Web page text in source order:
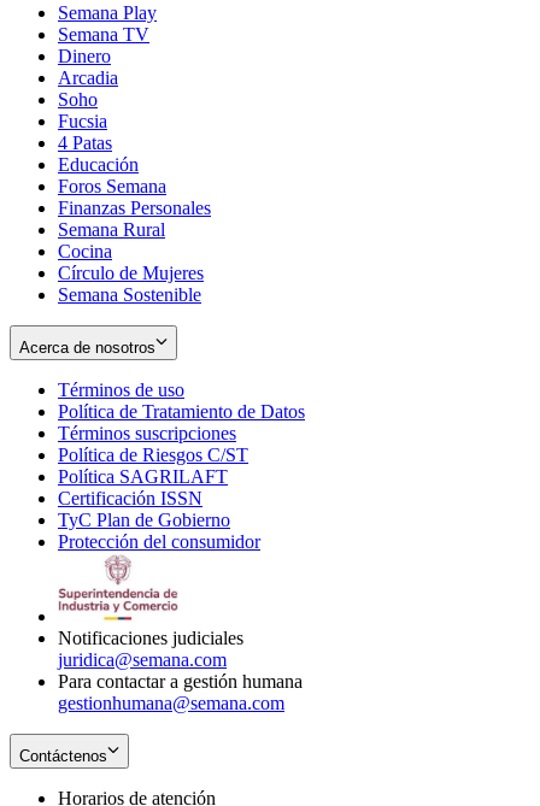
Semana Play
Semana TV
Dinero
Arcadia
Soho
in
new
window
Fucsia
in
new
window
4 Patas
Educación
Foros Semana
Finanzas Personales
Semana Rural
Cocina
Círculo de Mujeres
Semana Sostenible
Acerca de nosotros
Términos de uso
in
new
window
Política de Tratamiento de Datos
Términos suscripciones
in
Política de Riesgos C/ST
Política SAGRILAFT
new
window
Certificación ISSN
in
new
TyC Plan de Gobierno
in
Protección del consumidorOpens
Notificaciones judiciales
juridica@semana.com
Para contactar a gestión humana
gestionhumana@semana.com
Contáctenos
Horarios de atención